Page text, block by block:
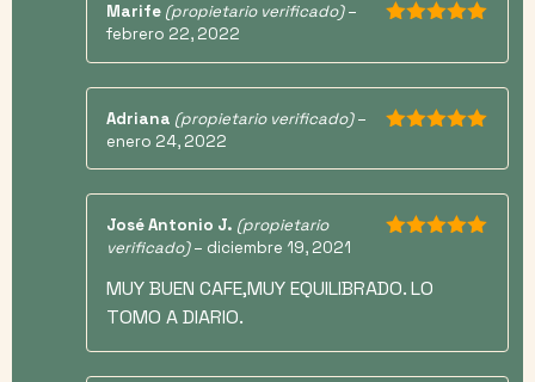
Marife (propietario verificado) –
febrero 22, 2022
Adriana (propietario verificado) –
enero 24, 2022
José Antonio J. (propietario
verificado) – diciembre 19, 2021
MUY BUEN CAFE,MUY EQUILIBRADO. LO
TOMO A DIARIO.